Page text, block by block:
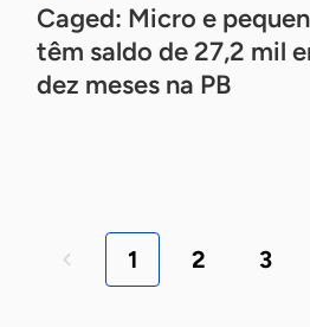
Caged: Micro e
têm saldo de 27,2 mil
dez meses na PB
1 2 3